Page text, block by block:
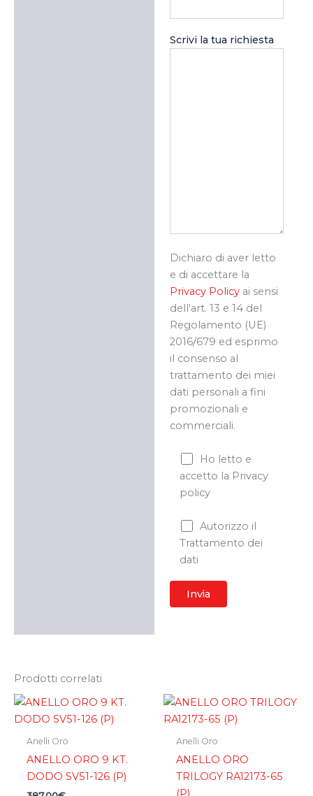
Scrivi la tua richiesta
Dichiaro di aver letto
e di accettare la
Privacy Policyai sensi
dell'art. 13 e 14 del
Regolamento (UE)
2016/679 ed esprimo
il consenso al
trattamento dei miei
dati personali a fini
promozionali e
commerciali.
Ho letto e
accetto la Privacy
policy
Autorizzo il
Trattamento dei
dati
Prodotti correlati
Anelli Oro
ANELLO ORO 9 KT.
DODO SV51-126 (P)
Anelli Oro
ANELLO ORO
TRILOGY RA12173-65
(P)